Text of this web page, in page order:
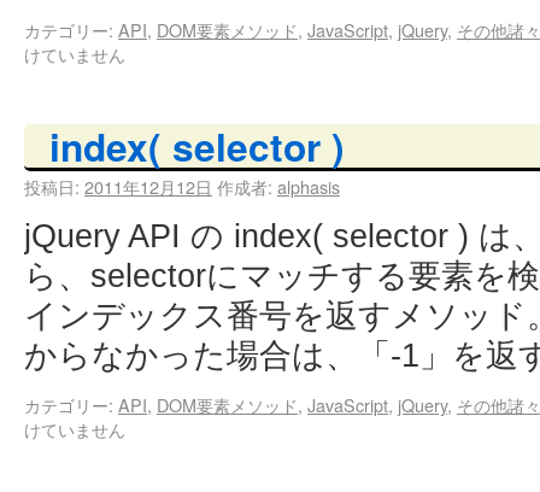
カテゴリー: API, DOM要素メソッド, JavaScript, jQuery, その他諸々
けていません
index( selector )
投稿日: 2011年12月12日 作成者: alphasis
jQuery API の index( selector ) は
ら、selectorにマッチする要素を
インデックス番号を返すメソッ
からなかった場合は、「-1」を返
カテゴリー: API, DOM要素メソッド, JavaScript, jQuery, その他諸々
けていません